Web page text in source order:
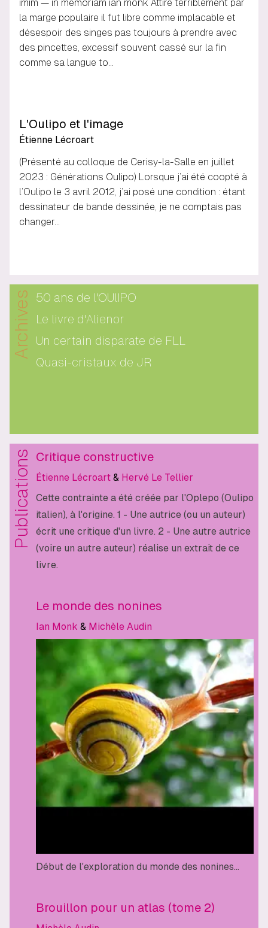
imim — in memoriam ian monk Attiré terriblement par
la marge populaire il fut libre comme implacable et
désespoir des singes pas toujours à prendre avec
des pincettes, excessif souvent cassé sur la fin
comme sa langue to…
L'Oulipo et l'image
Étienne Lécroart
(Présenté au colloque de Cerisy-la-Salle en juillet
2023 : Générations Oulipo) Lorsque j’ai été coopté à
l’Oulipo le 3 avril 2012, j’ai posé une condition : étant
dessinateur de bande dessinée, je ne comptais pas
changer…
Archives
50 ans de l'OUlIPO
Le livre d'Alienor
Un certain disparate de FLL
Quasi-cristaux de JR
Publications Critique constructive
Étienne Lécroart & Hervé Le Tellier
Cette contrainte a été créée par l'Oplepo (Oulipo
italien), à l'origine. 1 - Une autrice (ou un auteur)
écrit une critique d'un livre. 2 - Une autre autrice
(voire un autre auteur) réalise un extrait de ce
livre.
Le monde des nonines
Ian Monk & Michèle Audin
Début de l'exploration du monde des nonines...
Brouillon pour un atlas (tome 2)